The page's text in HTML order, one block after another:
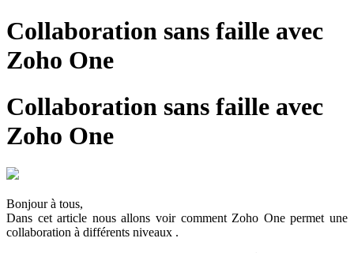
Collaboration sans faille avec
Zoho One
Collaboration sans faille avec
Zoho One
Bonjour à tous,
Dans cet article nous allons voir comment Zoho One permet une
collaboration à différents niveaux .